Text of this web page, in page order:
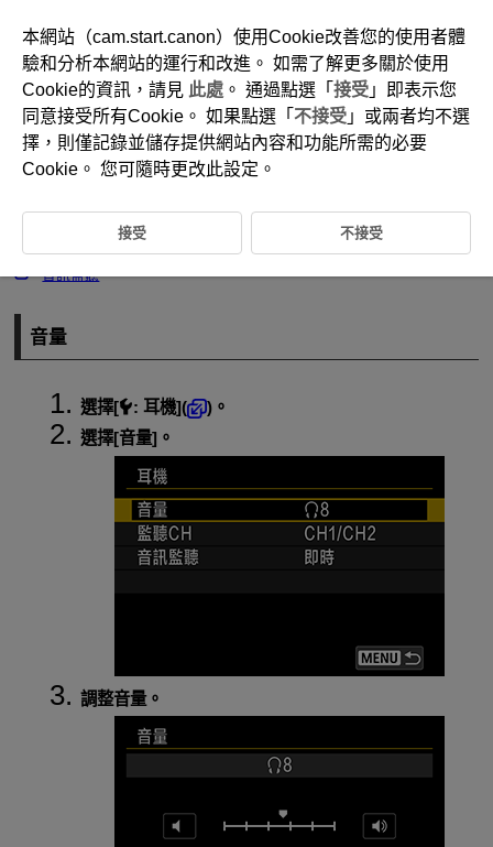
D292-177
耳機
音訊監聽
音量
選擇[ : 耳機](
)。
選擇[音量]。
調整音量。
本網站（cam.start.canon）使用Cookie改善您的使用者體
驗和分析本網站的運行和改進。 如需了解更多關於使用
Cookie的資訊，請見 此處 。 通過點選「 接受 」即表示您
同意接受所有Cookie。 如果點選「 不接受 」或兩者均不選
擇，則僅記錄並儲存提供網站內容和功能所需的必要
Cookie。 您可隨時更改此設定。
接受 不接受